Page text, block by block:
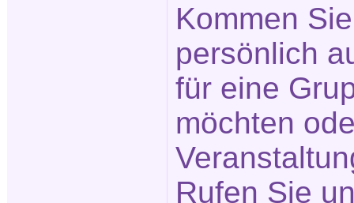
Kommen
persönlich
für eine
möchten
Rufen Sie